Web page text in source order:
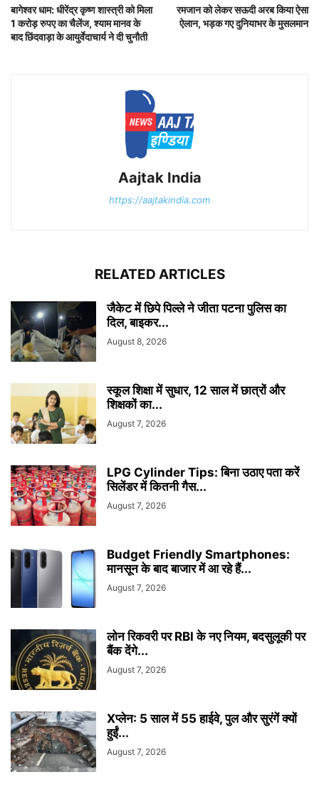
बागेश्वर धाम: धीरेंद्र कृष्ण शास्त्री को मिला
1 करोड़ रुपए का चैलेंज, श्याम मानव के
बाद छिंदवाड़ा के आयुर्वेदाचार्य ने दी चुनौती
रमजान को लेकर सऊदी अरब किया ऐसा
ऐलान, भड़क गए दुनियाभर के मुसलमान
Aajtak India
https://aajtakindia.com
RELATED ARTICLES
जैकेट में छिपे पिल्ले ने जीता पटना पुलिस का
दिल, बाइकर...
August 8, 2026
स्कूल शिक्षा में सुधार, 12 साल में छात्रों और
शिक्षकों का...
August 7, 2026
LPG Cylinder Tips: बिना उठाए पता करें
सिलेंडर में कितनी गैस...
August 7, 2026
Budget Friendly Smartphones:
मानसून के बाद बाजार में आ रहे हैं...
August 7, 2026
लोन रिकवरी पर RBI के नए नियम, बदसुलूकी पर
बैंक देंगे...
August 7, 2026
Xप्लेन: 5 साल में 55 हाईवे, पुल और सुरंगें क्यों
हुईं...
August 7, 2026